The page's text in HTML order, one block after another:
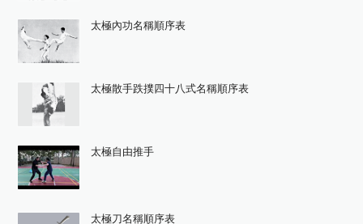
太極內功名稱順序表
太極散手跌撲四十八式名稱順序表
太極自由推手
太極刀名稱順序表